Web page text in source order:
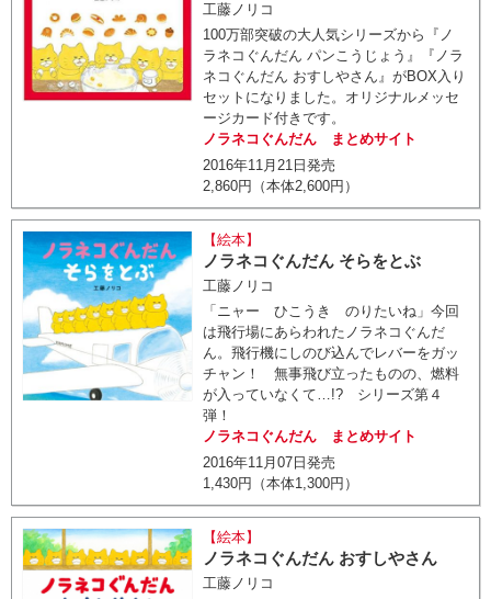
工藤ノリコ
100万部突破の大人気シリーズから『ノ
ラネコぐんだん パンこうじょう』『ノラ
ネコぐんだん おすしやさん』がBOX入り
セットになりました。オリジナルメッセ
ージカード付きです。
ノラネコぐんだん まとめサイト
2016年11月21日発売
2,860円（本体2,600円）
【絵本】
ノラネコぐんだん そらをとぶ
工藤ノリコ
「ニャー ひこうき のりたいね」今回
は飛行場にあらわれたノラネコぐんだ
ん。飛行機にしのび込んでレバーをガッ
チャン！ 無事飛び立ったものの、燃料
が入っていなくて…!? シリーズ第４
弾！
ノラネコぐんだん まとめサイト
2016年11月07日発売
1,430円（本体1,300円）
【絵本】
ノラネコぐんだん おすしやさん
工藤ノリコ